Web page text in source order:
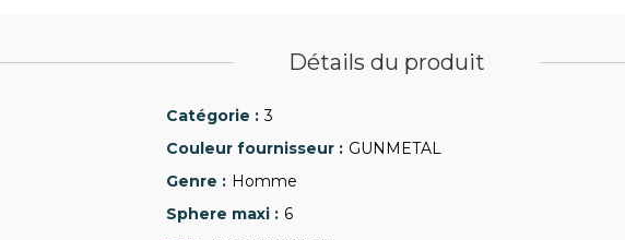
Détails du produit
3
GUNMETAL
Homme
6